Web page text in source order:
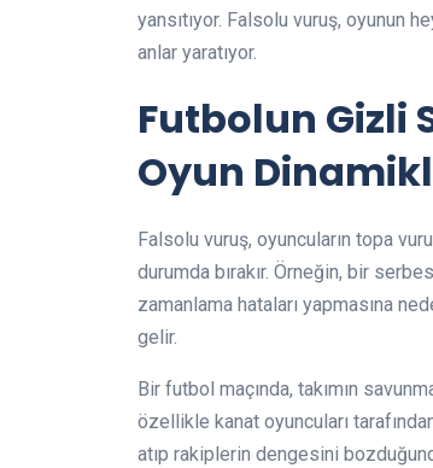
yansıtıyor. Falsolu vuruş, oyunun
anlar yaratıyor.
Futbolun Gizli
Oyun
Falsolu vuruş, oyuncuların topa
durumda bırakır. Örneğin, bir
zamanlama hataları yapmasına
gelir.
Bir futbol maçında, takımın
özellikle kanat oyuncuları
atıp rakiplerin dengesini